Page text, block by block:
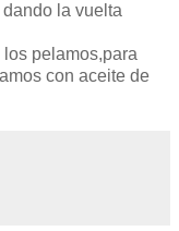
la vuelta
pelamos,para
con aceite de